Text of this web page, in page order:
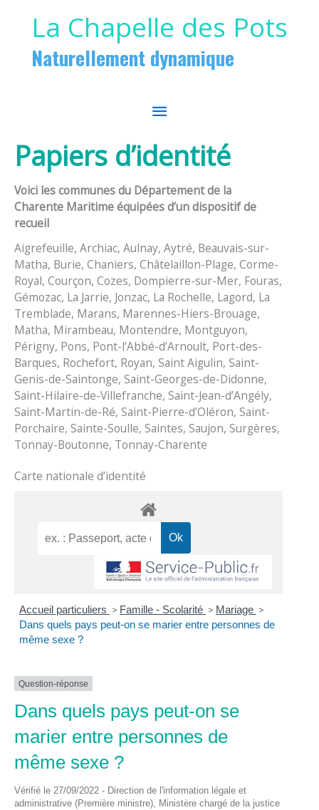
La Chapelle des Pots
Naturellement dynamique
MENU
PRINCIPAL
Papiers d’identité
Voici les communes du Département de la
Charente Maritime équipées d’un dispositif de
recueil
Aigrefeuille, Archiac, Aulnay, Aytré, Beauvais-sur-
Matha, Burie, Chaniers, Châtelaillon-Plage, Corme-
Royal, Courçon, Cozes, Dompierre-sur-Mer, Fouras,
Gémozac, La Jarrie, Jonzac, La Rochelle, Lagord, La
Tremblade, Marans, Marennes-Hiers-Brouage,
Matha, Mirambeau, Montendre, Montguyon,
Périgny, Pons, Pont-l’Abbé-d’Arnoult, Port-des-
Barques, Rochefort, Royan, Saint Aigulin, Saint-
Genis-de-Saintonge, Saint-Georges-de-Didonne,
Saint-Hilaire-de-Villefranche, Saint-Jean-d’Angély,
Saint-Martin-de-Ré, Saint-Pierre-d’Oléron, Saint-
Porchaire, Sainte-Soulle, Saintes, Saujon, Surgères,
Tonnay-Boutonne, Tonnay-Charente
Carte nationale d’identité
Accueil particuliers > Famille - Scolarité > Mariage >
Dans quels pays peut-on se marier entre personnes de
même sexe ?
Question-réponse
Dans quels pays peut-on se
marier entre personnes de
même sexe ?
Vérifié le 27/09/2022 - Direction de l'information légale et
administrative (Première ministre), Ministère chargé de la justice